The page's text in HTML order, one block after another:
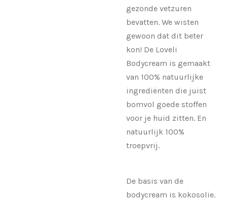
gezonde vetzuren
bevatten. We wisten
gewoon dat dit beter
kon! De Loveli
Bodycream is gemaakt
van 100% natuurlijke
ingrediënten die juist
bomvol goede stoffen
voor je huid zitten. En
natuurlijk 100%
troepvrij.
De basis van de
bodycream is kokosolie.